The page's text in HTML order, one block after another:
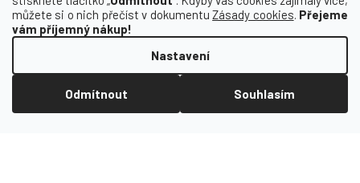
můžete si o nich přečíst v dokumentuZásady cookies. Přejeme
vám příjemný nákup!
Nastavení
Odmítnout Souhlasím